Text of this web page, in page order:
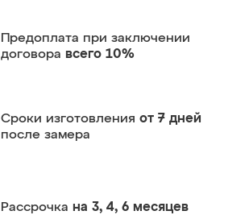
Предоплата при заключении
договора всего 10%
Сроки изготовления от 7 дней
после замера
Рассрочка на 3, 4, 6 месяцев